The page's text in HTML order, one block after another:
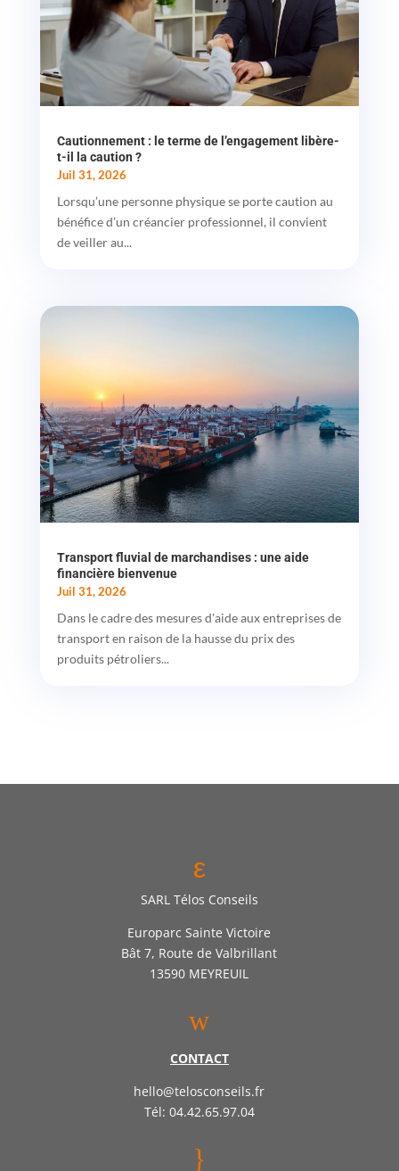
Cautionnement : le terme de l’engagement libère-
t-il la caution ?
Juil 31, 2026
Lorsqu’une personne physique se porte caution au
bénéfice d’un créancier professionnel, il convient
de veiller au...
Transport fluvial de marchandises : une aide
financière bienvenue
Juil 31, 2026
Dans le cadre des mesures d'aide aux entreprises de
transport en raison de la hausse du prix des
produits pétroliers...
ε
SARL Télos Conseils
Europarc Sainte Victoire
Bât 7, Route de Valbrillant
13590 MEYREUIL
w
CONTACT
hello@telosconseils.fr
Tél: 04.42.65.97.04
}